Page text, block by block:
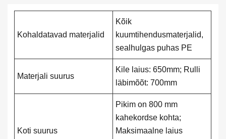
Kohaldatavad materjalid
Kõik
kuumtihendusmaterjalid,
sealhulgas puhas PE
Materjali suurus
Kile laius: 650mm; Rulli
läbimõõt: 700mm
Koti suurus
Pikim on 800 mm
kahekordse kohta;
Maksimaalne laius